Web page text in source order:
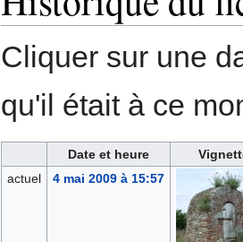
Cliquer sur une
qu'il était à ce
Date et heure
actuel
4 mai 2009 à 15:57